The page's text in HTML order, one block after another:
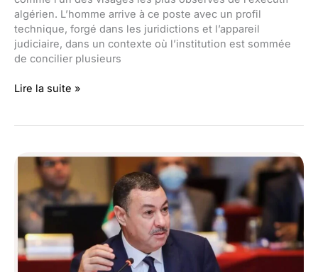
algérien. L’homme arrive à ce poste avec un profil
technique, forgé dans les juridictions et l’appareil
judiciaire, dans un contexte où l’institution est sommée
de concilier plusieurs
Qui
politique
Lire la suite »